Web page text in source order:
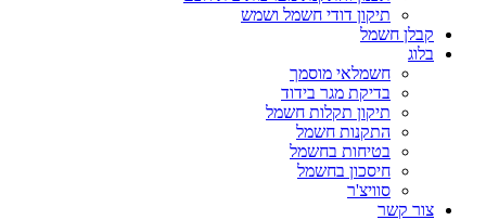
תיקון דודי חשמל ושמש
קבלן חשמל
בלוג
חשמלאי מוסמך
בדיקת מגר בידוד
תיקון תקלות חשמל
התקנות חשמל
בטיחות בחשמל
חיסכון בחשמל
סוויצ'ר
צור קשר